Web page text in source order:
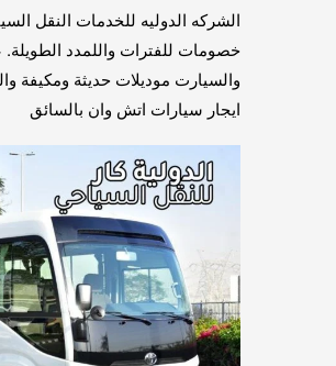
الشركه الدوليه للخدمات النقل السياجي
والسيارت موديلات حديثة ومكيفة
ايجار سيارات اتش وان بالسائق